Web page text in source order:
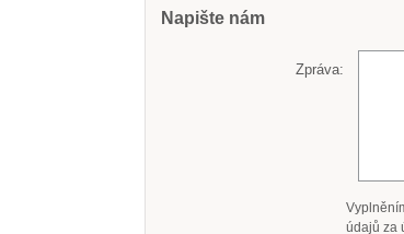
Napište nám
Zpráva:
údajů za